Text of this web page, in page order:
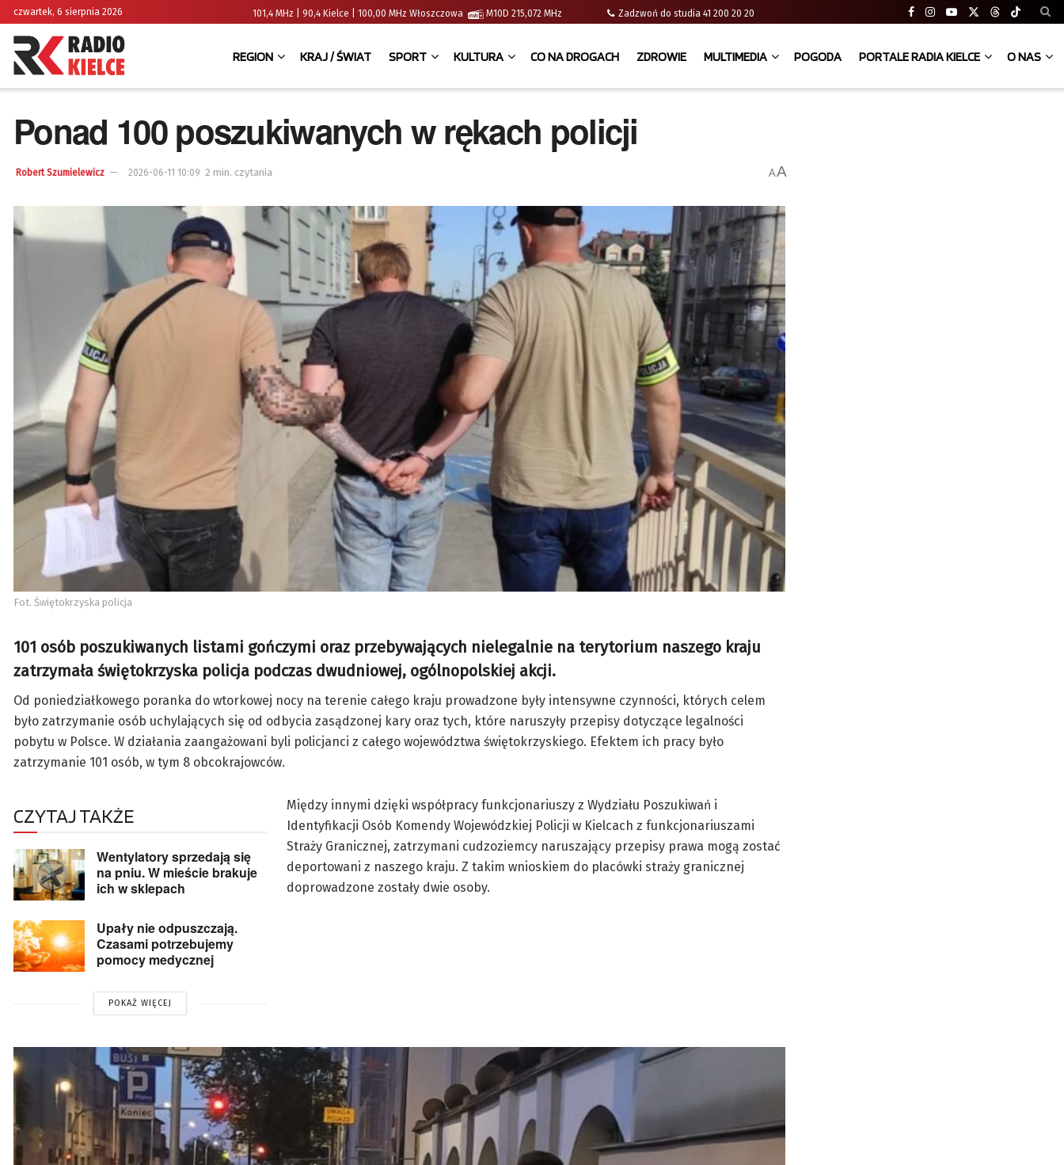
czwartek, 6 sierpnia 2026 101,4 MHz | 90,4 Kielce | 100,00 MHz Włoszczowa M10D 215,072 MHz Zadzwoń do studia 41 200 20 20
REGION KRAJ / ŚWIAT SPORT KULTURA CO NA DROGACH ZDROWIE MULTIMEDIA POGODA PORTALE RADIA KIELCE O NAS
Ponad 100 poszukiwanych w rękach policji
Robert Szumielewicz 2026-06-11 10:09 2 min. czytania AA
Fot. Świętokrzyska policja
101 osób poszukiwanych listami gończymi oraz przebywających nielegalnie na terytorium naszego kraju
zatrzymała świętokrzyska policja podczas dwudniowej, ogólnopolskiej akcji.
Od poniedziałkowego poranka do wtorkowej nocy na terenie całego kraju prowadzone były intensywne czynności, których celem
było zatrzymanie osób uchylających się od odbycia zasądzonej kary oraz tych, które naruszyły przepisy dotyczące legalności
pobytu w Polsce. W działania zaangażowani byli policjanci z całego województwa świętokrzyskiego. Efektem ich pracy było
zatrzymanie 101 osób, w tym 8 obcokrajowców.
CZYTAJ TAKŻE
Wentylatory sprzedają się
na pniu. W mieście brakuje
ich w sklepach
Upały nie odpuszczają.
Czasami potrzebujemy
pomocy medycznej
POKAŻ WIĘCEJ
Między innymi dzięki współpracy funkcjonariuszy z Wydziału Poszukiwań i
Identyfikacji Osób Komendy Wojewódzkiej Policji w Kielcach z funkcjonariuszami
Straży Granicznej, zatrzymani cudzoziemcy naruszający przepisy prawa mogą zostać
deportowani z naszego kraju. Z takim wnioskiem do placówki straży granicznej
doprowadzone zostały dwie osoby.